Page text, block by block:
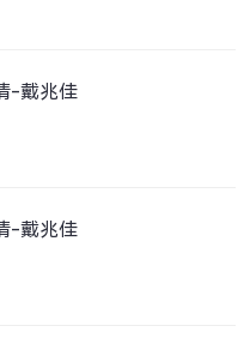
-戴兆佳
-戴兆佳